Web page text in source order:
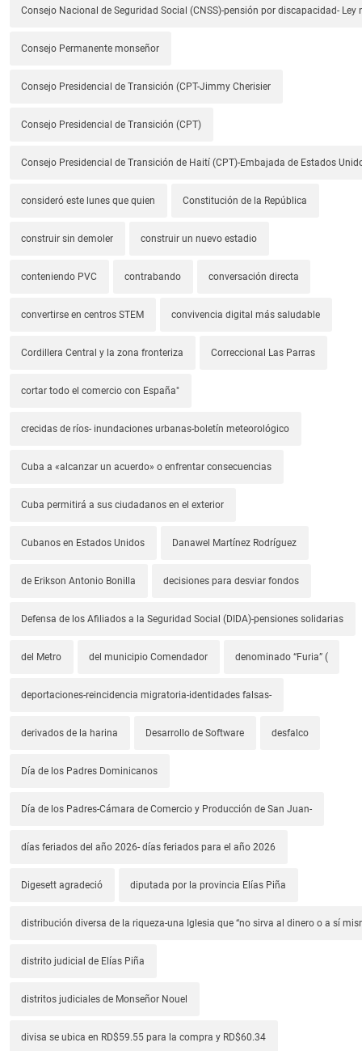
Consejo Nacional de Seguridad Social (CNSS)-pensión por discapacidad- Ley
Consejo Permanente monseñor
Consejo Presidencial de Transición (CPT-Jimmy Cherisier
Consejo Presidencial de Transición (CPT)
Consejo Presidencial de Transición de Haití (CPT)-Embajada de Estados
consideró este lunes que quien Constitución de la República
construir sin demoler construir un nuevo estadio
conteniendo PVC contrabando conversación directa
convertirse en centros STEM convivencia digital más saludable
Cordillera Central y la zona fronteriza Correccional Las Parras
cortar todo el comercio con España"
crecidas de ríos- inundaciones urbanas-boletín meteorológico
Cuba a «alcanzar un acuerdo» o enfrentar consecuencias
Cuba permitirá a sus ciudadanos en el exterior
Cubanos en Estados Unidos Danawel Martínez Rodríguez
de Erikson Antonio Bonilla decisiones para desviar fondos
Defensa de los Afiliados a la Seguridad Social (DIDA)-pensiones solidarias
del Metro del municipio Comendador denominado “Furia” (
deportaciones-reincidencia migratoria-identidades falsas-
derivados de la harina Desarrollo de Software desfalco
Día de los Padres Dominicanos
Día de los Padres-Cámara de Comercio y Producción de San Juan-
días feriados del año 2026- días feriados para el año 2026
Digesett agradeció diputada por la provincia Elías Piña
distribución diversa de la riqueza-una Iglesia que “no sirva al dinero o a sí
distrito judicial de Elías Piña
distritos judiciales de Monseñor Nouel
divisa se ubica en RD$59.55 para la compra y RD$60.34